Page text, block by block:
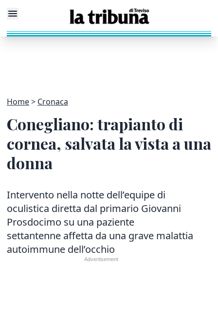
Home Cronaca
Conegliano: trapianto di
cornea, salvata la vista a una
donna
Intervento nella notte dell’equipe di
oculistica diretta dal primario Giovanni
Prosdocimo su una paziente
settantenne affetta da una grave malattia
autoimmune dell’occhio